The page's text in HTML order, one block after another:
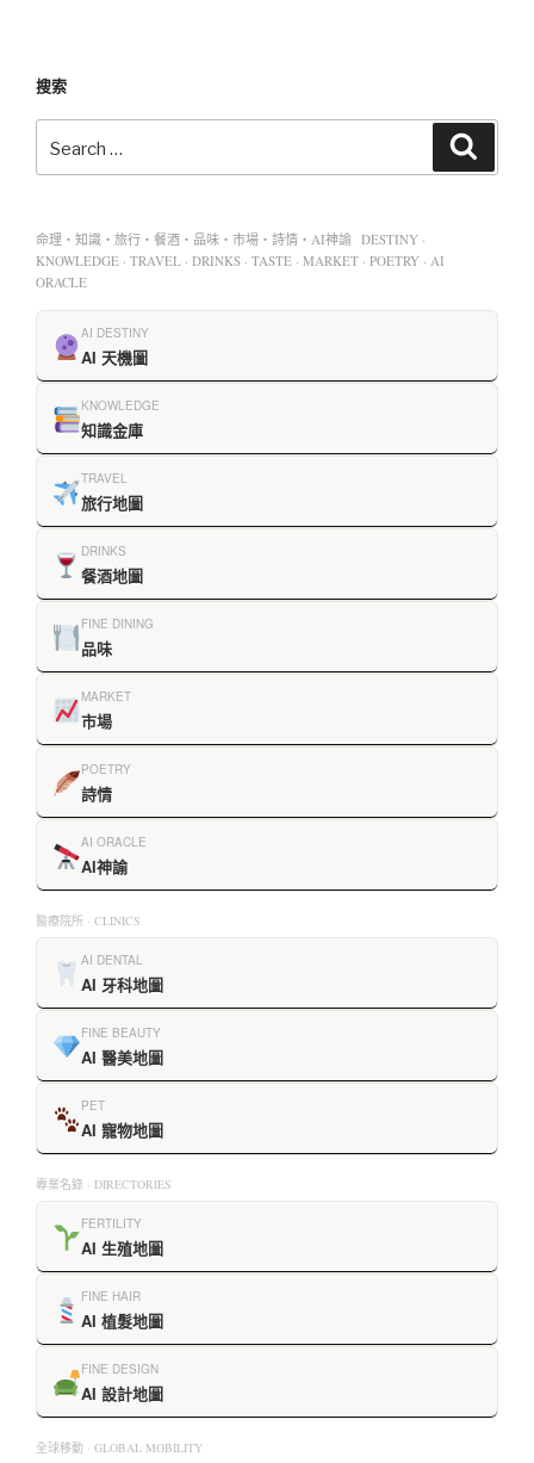
搜索
命理・知識・旅行・餐酒・品味・市場・詩情・AI神諭 DESTINY ·
KNOWLEDGE · TRAVEL · DRINKS · TASTE · MARKET · POETRY · AI
ORACLE
AI DESTINY
AI 天機圖
KNOWLEDGE
知識金庫
TRAVEL
旅行地圖
DRINKS
餐酒地圖
FINE DINING
品味
MARKET
市場
POETRY
詩情
AI ORACLE
AI神諭
醫療院所 · CLINICS
AI DENTAL
AI 牙科地圖
FINE BEAUTY
AI 醫美地圖
PET
AI 寵物地圖
專業名錄 · DIRECTORIES
FERTILITY
AI 生殖地圖
FINE HAIR
AI 植髮地圖
FINE DESIGN
AI 設計地圖
全球移動 · GLOBAL MOBILITY